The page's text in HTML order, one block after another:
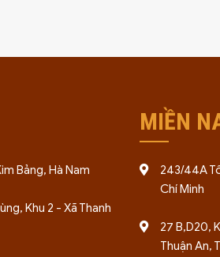
Bảng, Hà Nam
Khu 2 - Xã Thanh
MIỀN
243/44A
Chí Minh
27 B,D20,
Thuận An,